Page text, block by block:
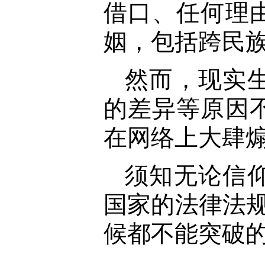
借口、任何理
姻，包括跨民
然而，现实
的差异等原因
在网络上大肆
须知无论信
国家的法律法
候都不能突破